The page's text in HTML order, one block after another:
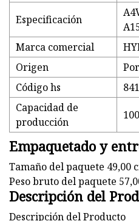
Especificación
Marca comercial
Origen
Código hs
Capacidad de
producción
Empaquetado y
Tamaño del paquete 49,00
Peso bruto del paquete
Descripción del
Descripción del Producto